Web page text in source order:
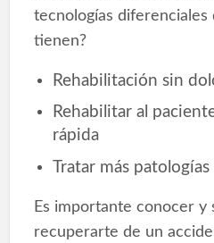
tecnologías diferenciales
tienen?
Rehabilitación sin
Rehabilitar al
rápida
Tratar más
Es importante conocer y
recuperarte de un